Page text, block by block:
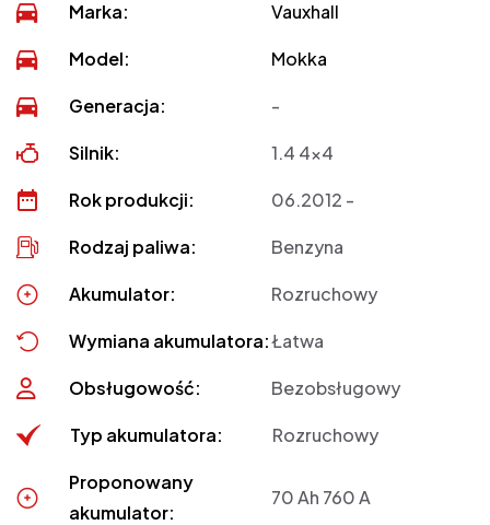
Marka: Vauxhall
Model: Mokka
Generacja: -
Silnik: 1.4 4x4
Rok produkcji: 06.2012 -
Rodzaj paliwa: Benzyna
Akumulator: Rozruchowy
Wymiana akumulatora:Łatwa
Obsługowość: Bezobsługowy
Typ akumulatora: Rozruchowy
Proponowany
akumulator:
70 Ah 760 A